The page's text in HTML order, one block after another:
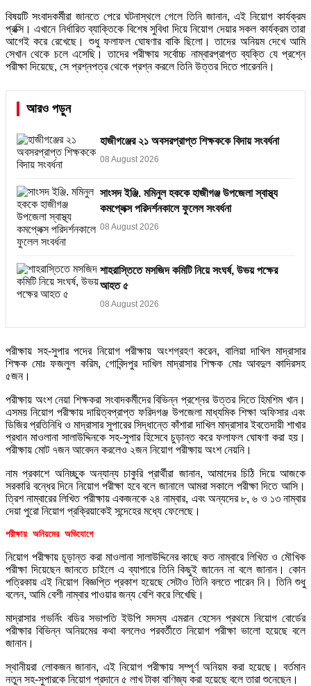
বিষয়টি সংবাদকর্মীরা জানতে পেরে ঘটনাস্থলে গেলে তিনি জানান, এই নিয়োগ কার্যক্রম
প্রক্সি। এখানে নির্ধারিত ব্যাক্তিকে বিশেষ সুবিধা দিয়ে নিয়োগ দেয়ার সকল কার্যক্রম তারা
আগেই করে রেখেছে। শুধু ফলাফল ঘোষণার বাকি ছিলো। তাদের অনিয়ম দেখে আমি
সেখান থেকে চলে এসেছি। তাদের পরীক্ষায় সর্বোচ্চ নাম্বারপ্রাপ্ত ব্যক্তি যে প্রশ্নে
পরীক্ষা দিয়েছে, সে প্রশ্নপত্র থেকে প্রশ্ন করলে তিনি উত্তর দিতে পারেননি।
আরও পড়ুন
হাজীগঞ্জের ২১ অবসরপ্রাপ্ত শিক্ষককে বিদায় সংবর্ধনা
08 August 2026
সাংসদ ইঞ্জি. মমিনুল হককে হাজীগঞ্জ উপজেলা স্বাস্থ্য
কমপ্লেক্স পরিদর্শনকালে ফুলেল সংবর্ধনা
08 August 2026
শাহরাস্তিতে মসজিদ কমিটি নিয়ে সংঘর্ষ, উভয় পক্ষের
আহত ৫
08 August 2026
পরীক্ষায় সহ-সুপার পদের নিয়োগ পরীক্ষায় অংশগ্রহণ করেন, বালিয়া দাখিল মাদ্রাসার
শিক্ষক মোঃ ফজলুল করিম, গোবিন্দপুর দাখিল মাদ্রাসার শিক্ষক মোঃ আবদুল কাদিরসহ
৫জন।
পরীক্ষায় অংশ নেয়া শিক্ষকরা সংবাদকর্মীদের বিভিন্ন প্রশ্নের উত্তর দিতে হিমশিম খান।
এসময় নিয়োগ পরীক্ষায় দায়িত্বপ্রাপ্ত ফরিদগঞ্জ উপজেলা মাধ্যমিক শিক্ষা অফিসার এবং
ডিজির প্রতিনিধি ও মাদ্রাসার সুপারের সিদ্ধান্তে কাঁশারা দাখিল মাদ্রাসার ইবতেদায়ী শাখার
প্রধান মাওলানা সালাউদ্দিনকে সহ-সুপার হিসেবে চুড়ান্ত করে ফলাফল ঘোষণা করা হয়।
পরীক্ষায় মোট ৭জন আবেদন করলেও ২জন নিয়োগ পরীক্ষায় অংশ নেয়নি।
নাম প্রকাশে অনিচ্ছুক অন্যান্য চাকুরি প্রার্থীরা জানান, আমাদের চিঠি দিয়ে আজকে
সরকারি বন্ধের দিনে নিয়োগ পরীক্ষা হবে বলে জানালে আমরা সকালে পরীক্ষা দিতে আসি।
ত্রিশ নাম্বারের লিখিত পরীক্ষায় একজনকে ২৪ নাম্বার, এবং অন্যদের ৮, ৬ ও ১৩ নাম্বার
দেয়া পুরো নিয়োগ প্রক্রিয়াকেই সন্দেহের মধ্যে ফেলেছে।
পরীক্ষায় অনিয়মের অভিযোগে
নিয়োগ পরীক্ষায় চূড়ান্ত করা মাওলানা সালাউদ্দিনের কাছে কত নাম্বারে লিখিত ও মৌখিক
পরীক্ষা দিয়েছেন জানতে চাইলে এ ব্যাপারে তিনি কিছুই জানেন না বলে জানান। কোন
পত্রিকায় এই নিয়োগ বিজ্ঞপ্তি প্রকাশ হয়েছে সেটাও তিনি বলতে পারেন নি। তিনি শুধু
বলেন, আমি বেশী নাম্বার পাওয়ার জন্য বেশি করে লিখেছি।
মাদ্রাসার গভর্নিং বডির সভাপতি ইউপি সদস্য এমরান হেসেন প্রথমে নিয়োগ বোর্ডের
পরীক্ষার বিভিন্ন অনিয়মের কথা বললেও পরবর্তীতে নিয়োগ পরীক্ষা ভালো হয়েছে বলে
জানান।
স্থানীয়রা লোকজন জানান, এই নিয়োগ পরীক্ষায় সম্পূর্ণ অনিয়ম করা হয়েছে। বর্তমান
নতুন সহ-সুপারকে নিয়োগ প্রদানে ৫ লাখ টাকা বাণিজ্য করা হয়েছে বলে তারা শুনেছেন।